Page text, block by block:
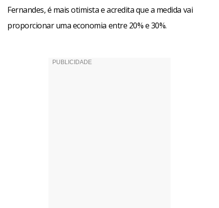
Fernandes, é mais otimista e acredita que a medida vai
proporcionar uma economia entre 20% e 30%.